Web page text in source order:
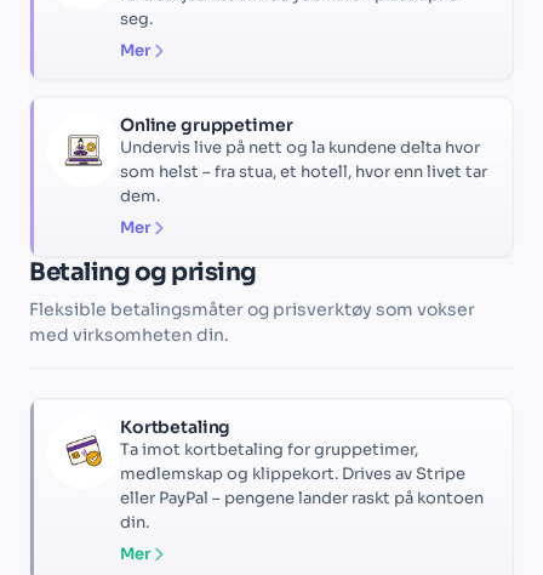
seg.
Mer
Online gruppetimer
Undervis live på nett og la kundene delta hvor
som helst – fra stua, et hotell, hvor enn livet tar
dem.
Mer
Betaling og prising
Fleksible betalingsmåter og prisverktøy som vokser
med virksomheten din.
Kortbetaling
Ta imot kortbetaling for gruppetimer,
medlemskap og klippekort. Drives av Stripe
eller PayPal – pengene lander raskt på kontoen
din.
Mer